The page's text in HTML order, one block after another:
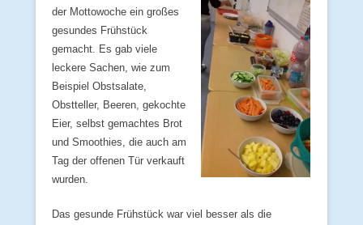
der Mottowoche ein großes
gesundes Frühstück
gemacht. Es gab viele
leckere Sachen, wie zum
Beispiel Obstsalate,
Obstteller, Beeren, gekochte
Eier, selbst gemachtes Brot
und Smoothies, die auch am
Tag der offenen Tür verkauft
wurden.
Das gesunde Frühstück war viel besser als die